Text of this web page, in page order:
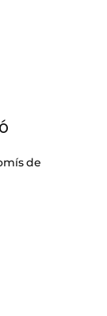
de